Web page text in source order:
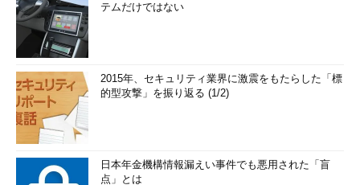
テムだけではない
2015年、セキュリティ業界に激震をもたらした「標
的型攻撃」を振り返る (1/2)
日本年金機構情報漏えい事件でも悪用された「盲
点」とは